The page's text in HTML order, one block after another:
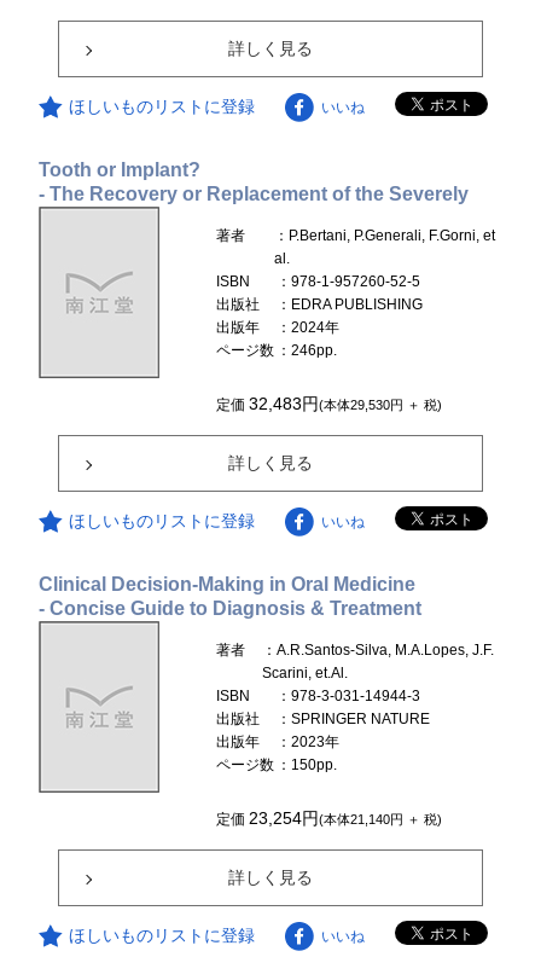
詳しく見る
ほしいものリストに登録 いいね
Tooth or Implant?
- The Recovery or Replacement of the Severely
著者
：P.Bertani, P.Generali, F.Gorni, et
al.
ISBN
：978-1-957260-52-5
出版社
：EDRA PUBLISHING
出版年
：2024年
ページ数 ：246pp.
定価32,483円(本体29,530円 ＋ 税)
詳しく見る
ほしいものリストに登録 いいね
Clinical Decision-Making in Oral Medicine
- Concise Guide to Diagnosis & Treatment
著者
：A.R.Santos-Silva, M.A.Lopes, J.F.
Scarini, et.Al.
ISBN
：978-3-031-14944-3
出版社
：SPRINGER NATURE
出版年
：2023年
ページ数 ：150pp.
定価23,254円(本体21,140円 ＋ 税)
詳しく見る
ほしいものリストに登録 いいね